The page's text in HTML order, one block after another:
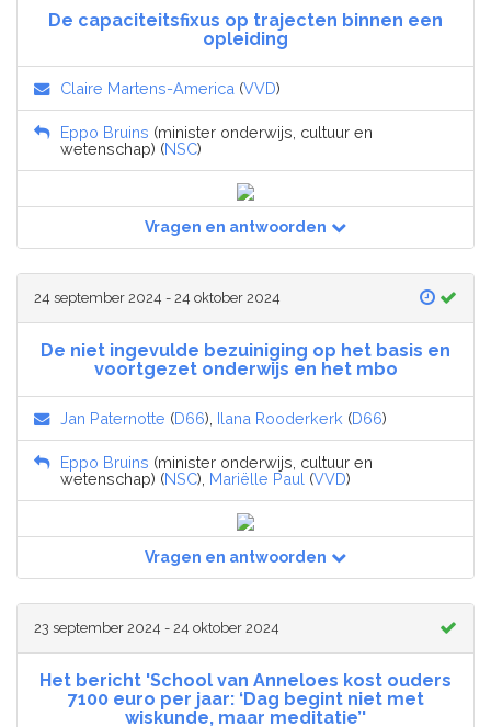
De capaciteitsfixus op trajecten binnen een
opleiding
Claire Martens-America (VVD)
Eppo Bruins (minister onderwijs, cultuur en
wetenschap) (NSC)
Vragen en antwoorden
24 september 2024 - 24 oktober 2024
De niet ingevulde bezuiniging op het basis en
voortgezet onderwijs en het mbo
Jan Paternotte (D66), Ilana Rooderkerk (D66)
Eppo Bruins (minister onderwijs, cultuur en
wetenschap) (NSC), Mariëlle Paul (VVD)
Vragen en antwoorden
23 september 2024 - 24 oktober 2024
Het bericht 'School van Anneloes kost ouders
7100 euro per jaar: ‘Dag begint niet met
wiskunde, maar meditatie’'